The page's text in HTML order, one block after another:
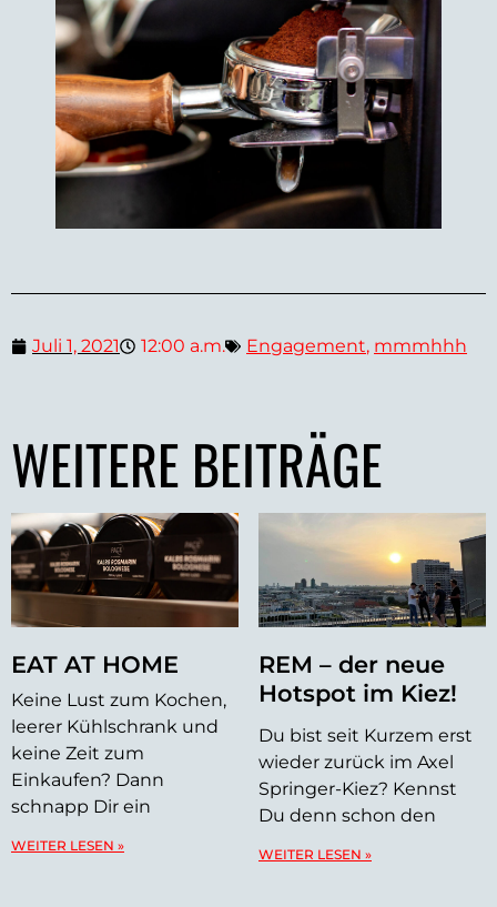
Juli 1, 2021 12:00 a.m. Engagement, mmmhhh
WEITERE BEITRÄGE
EAT AT HOME
Keine Lust zum Kochen,
leerer Kühlschrank und
keine Zeit zum
Einkaufen? Dann
schnapp Dir ein
WEITER LESEN »
REM – der neue
Hotspot im Kiez!
Du bist seit Kurzem erst
wieder zurück im Axel
Springer-Kiez? Kennst
Du denn schon den
WEITER LESEN »